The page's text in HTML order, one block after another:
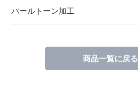
一筆箋
ハンドメイドキット
パールトーン加工
商品一覧に戻る